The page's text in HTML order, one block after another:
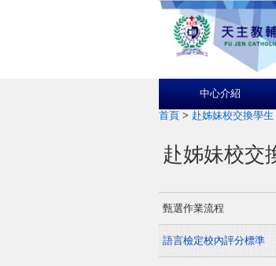
中心介紹
首頁 > 赴姊妹校交換學生
赴姊妹校交
甄選作業流程
語言檢定校內評分標準